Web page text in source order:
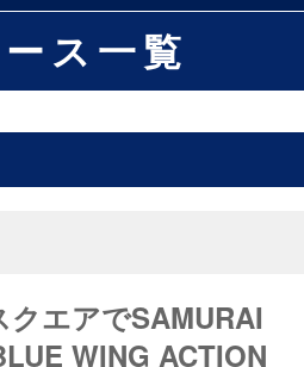
ス一覧
エアでSAMURAI
WING ACTION